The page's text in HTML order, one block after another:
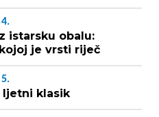
4.
istarsku obalu:
je vrsti riječ
5.
ljetni klasik